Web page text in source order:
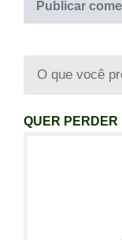
QUER PERDER